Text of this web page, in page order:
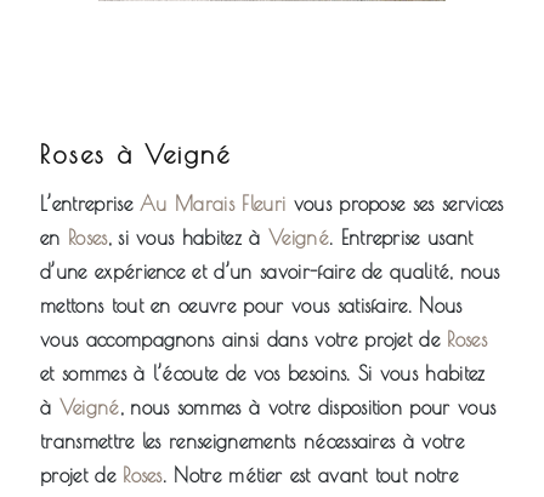
Roses à Veigné
L’entreprise Au Marais Fleuri vous propose ses services
en Roses, si vous habitez à Veigné. Entreprise usant
d’une expérience et d’un savoir-faire de qualité, nous
mettons tout en oeuvre pour vous satisfaire. Nous
vous accompagnons ainsi dans votre projet de Roses
et sommes à l’écoute de vos besoins. Si vous habitez
à Veigné, nous sommes à votre disposition pour vous
transmettre les renseignements nécessaires à votre
projet de Roses. Notre métier est avant tout notre